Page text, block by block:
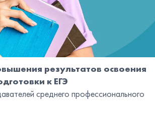
результатов освоения
к ЕГЭ
среднего профессионального